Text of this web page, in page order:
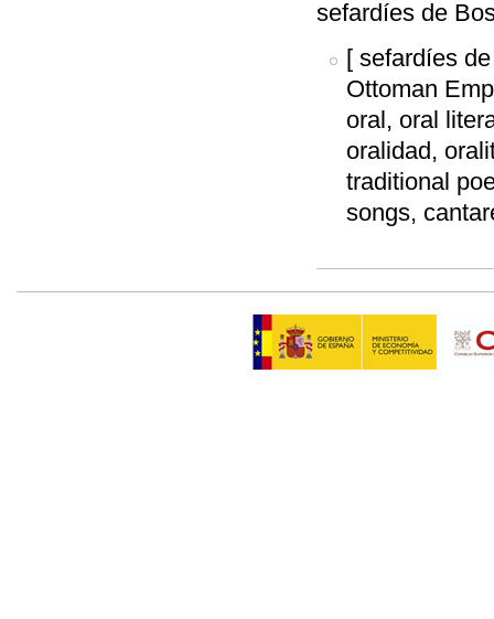
sefardíes de
[ sefardíes
Ottoman
oral, oral
oralidad,
traditional
songs,